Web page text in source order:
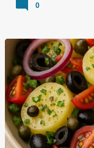
0